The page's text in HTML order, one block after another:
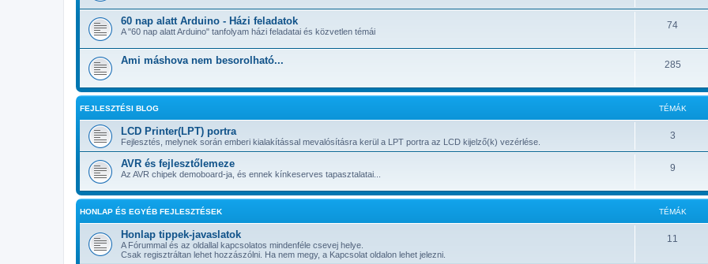
60 nap alatt Arduino - Házi feladatok
A "60 nap alatt Arduino" tanfolyam házi feladatai és közvetlen témái
74
Ami máshova nem besorolható... 285
FEJLESZTÉSI BLOG TÉMÁK
LCD Printer(LPT) portra
Fejlesztés, melynek során emberi kialakítással mevalósításra kerül a LPT portra az LCD kijelző(k) vezérlése.
3
AVR és fejlesztőlemeze
Az AVR chipek demoboard-ja, és ennek kínkeserves tapasztalatai...
9
HONLAP ÉS EGYÉB FEJLESZTÉSEK TÉMÁK
Honlap tippek-javaslatok
A Fórummal és az oldallal kapcsolatos mindenféle csevej helye.
Csak regisztráltan lehet hozzászólni. Ha nem megy, a Kapcsolat oldalon lehet jelezni.
11